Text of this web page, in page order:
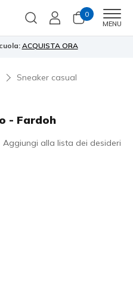
0
MENU
ACQUISTA ORA
Sneaker casual
- Fardoh
Aggiungi alla lista dei desideri